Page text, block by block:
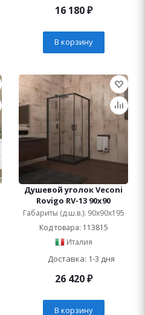
16 180₽
В корзину
Душевой уголок Veconi
Rovigo RV-13 90x90
Габариты (д.ш.в.): 90x90x195
Код товара: 113815
Италия
Доставка: 1-3 дня
26 420₽
В корзину